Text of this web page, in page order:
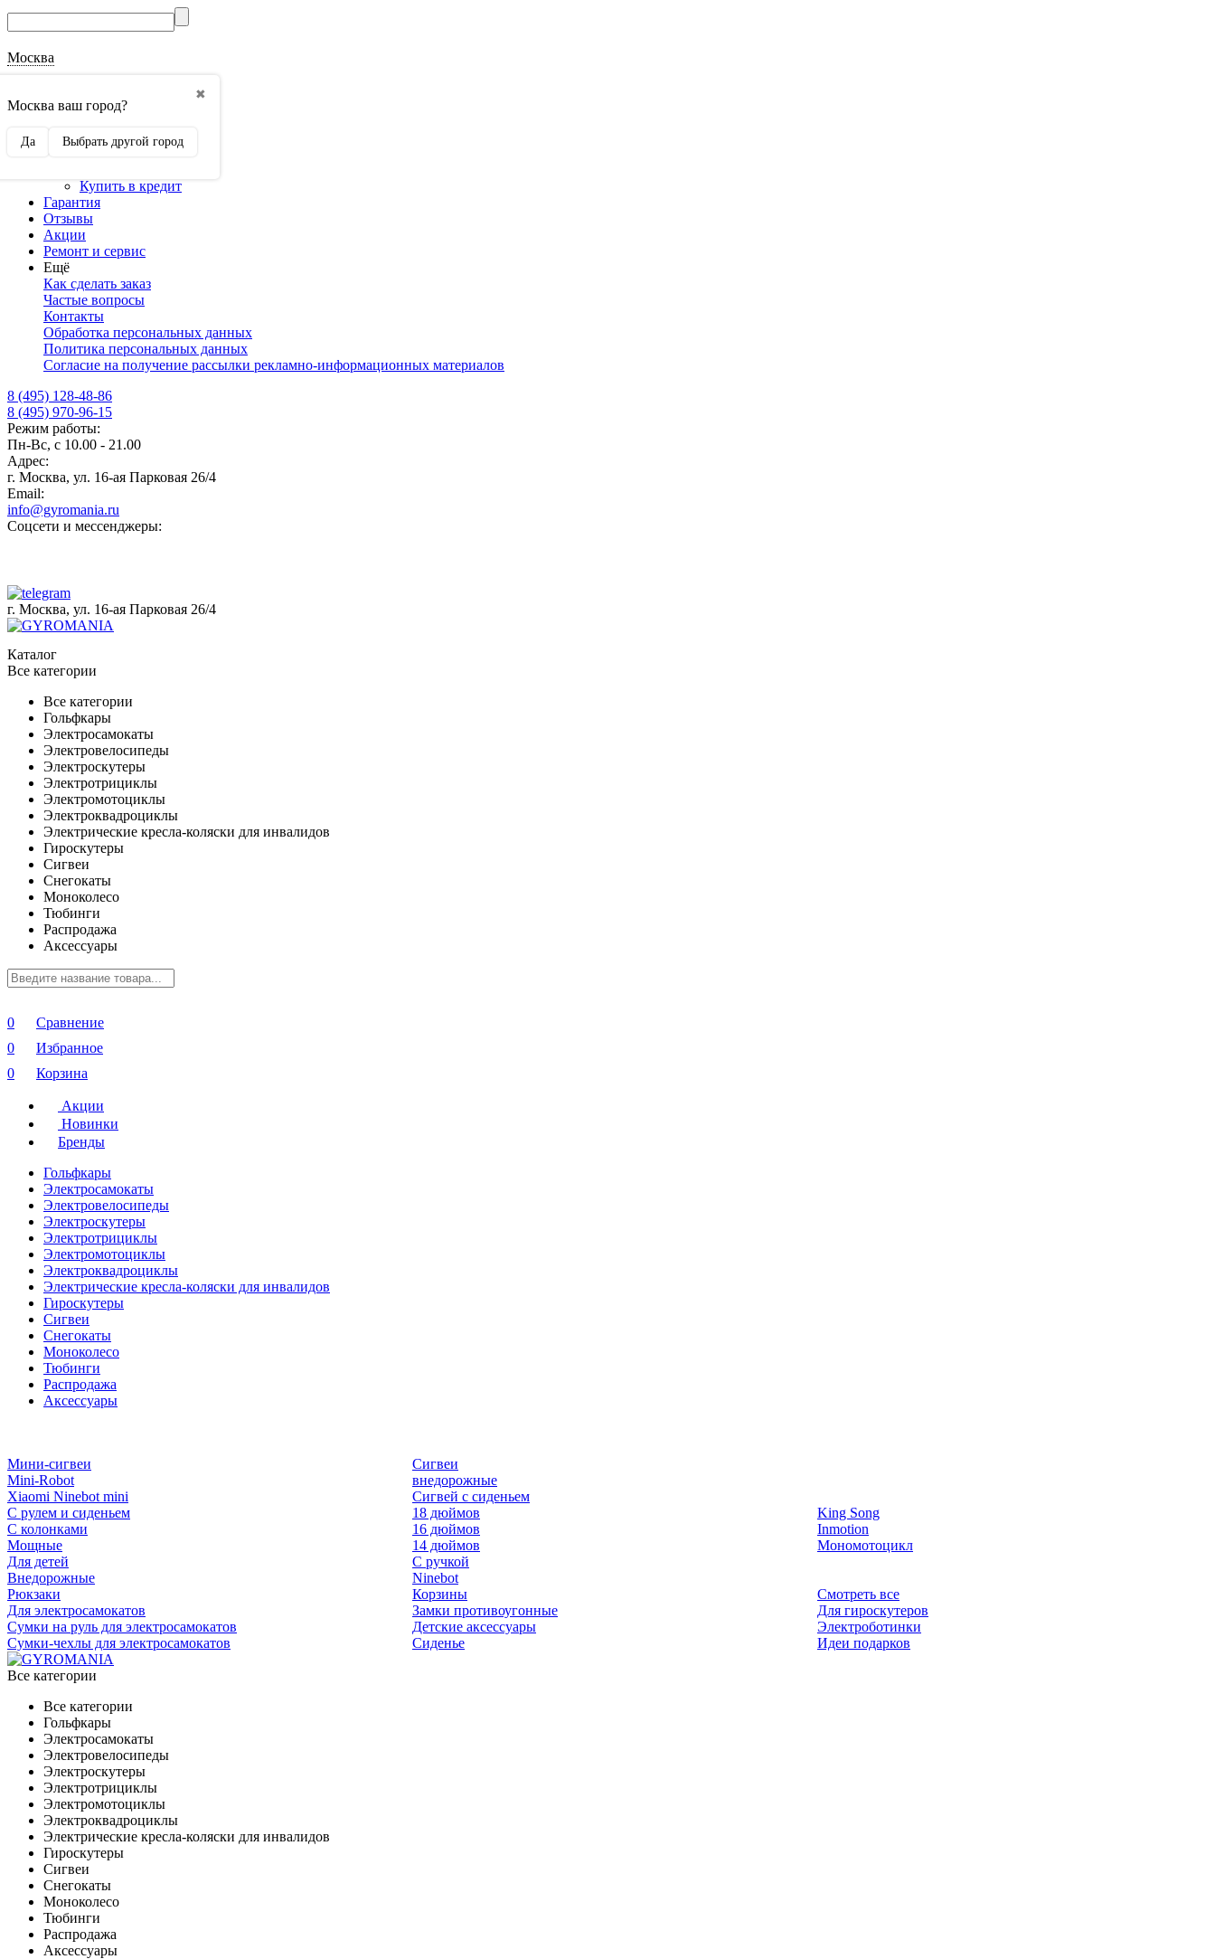
Москва
✖
Москва ваш город?
Да Выбрать другой город
Наши реквизиты
Оптовикам
Сотрудничество
Купить в кредит
Гарантия
Отзывы
Акции
Ремонт и сервис
Ещё
Как сделать заказ
Частые вопросы
Контакты
Обработка персональных данных
Политика персональных данных
Согласие на получение рассылки рекламно-информационных материалов
8 (495) 128-48-86
8 (495) 970-96-15
Режим работы:
Пн-Вс, с 10.00 - 21.00
Адрес:
г. Москва, ул. 16-ая Парковая 26/4
Email:
info@gyromania.ru
Соцсети и мессенджеры:
г. Москва, ул. 16-ая Парковая 26/4
Каталог
Все категории
Все категории
Гольфкары
Электросамокаты
Электровелосипеды
Электроскутеры
Электротрициклы
Электромотоциклы
Электроквадроциклы
Электрические кресла-коляски для инвалидов
Гироскутеры
Сигвеи
Снегокаты
Моноколесо
Тюбинги
Распродажа
Аксессуары
0
Сравнение
0
Избранное
0
Корзина
Акции
Новинки
Бренды
Гольфкары
Электросамокаты
Электровелосипеды
Электроскутеры
Электротрициклы
Электромотоциклы
Электроквадроциклы
Электрические кресла-коляски для инвалидов
Гироскутеры
Сигвеи
Снегокаты
Моноколесо
Тюбинги
Распродажа
Аксессуары
Мини-сигвеи
Mini-Robot
Xiaomi Ninebot mini
Сигвеи
внедорожные
Сигвей с сиденьем
С рулем и сиденьем
С колонками
Мощные
Для детей
Внедорожные
18 дюймов
16 дюймов
14 дюймов
С ручкой
Ninebot
King Song
Inmotion
Мономотоцикл
Рюкзаки
Для электросамокатов
Сумки на руль для электросамокатов
Сумки-чехлы для электросамокатов
Корзины
Замки противоугонные
Детские аксессуары
Сиденье
Смотреть все
Для гироскутеров
Электроботинки
Идеи подарков
Все категории
Все категории
Гольфкары
Электросамокаты
Электровелосипеды
Электроскутеры
Электротрициклы
Электромотоциклы
Электроквадроциклы
Электрические кресла-коляски для инвалидов
Гироскутеры
Сигвеи
Снегокаты
Моноколесо
Тюбинги
Распродажа
Аксессуары